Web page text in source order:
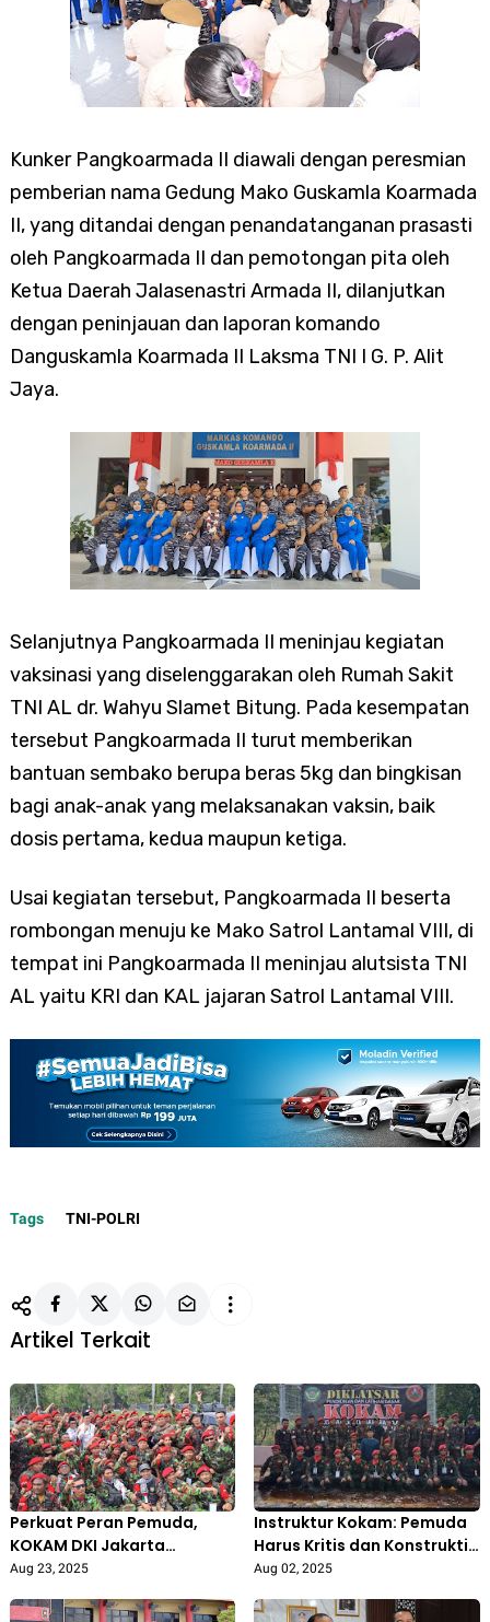
Kunker Pangkoarmada II diawali dengan peresmian
pemberian nama Gedung Mako Guskamla Koarmada
II, yang ditandai dengan penandatanganan prasasti
oleh Pangkoarmada II dan pemotongan pita oleh
Ketua Daerah Jalasenastri Armada II, dilanjutkan
dengan peninjauan dan laporan komando
Danguskamla Koarmada II Laksma TNI I G. P. Alit
Jaya.
Selanjutnya Pangkoarmada II meninjau kegiatan
vaksinasi yang diselenggarakan oleh Rumah Sakit
TNI AL dr. Wahyu Slamet Bitung. Pada kesempatan
tersebut Pangkoarmada II turut memberikan
bantuan sembako berupa beras 5kg dan bingkisan
bagi anak-anak yang melaksanakan vaksin, baik
dosis pertama, kedua maupun ketiga.
Usai kegiatan tersebut, Pangkoarmada II beserta
rombongan menuju ke Mako Satrol Lantamal VIII, di
tempat ini Pangkoarmada II meninjau alutsista TNI
AL yaitu KRI dan KAL jajaran Satrol Lantamal VIII.
Tags TNI-POLRI
Artikel Terkait
Perkuat Peran Pemuda,
KOKAM DKI Jakarta
Nyatakan Dukungan Penuh
Aug 23, 2025
Instruktur Kokam: Pemuda
Harus Kritis dan Konstruktif
dalam Bangun Bangsa
Aug 02, 2025